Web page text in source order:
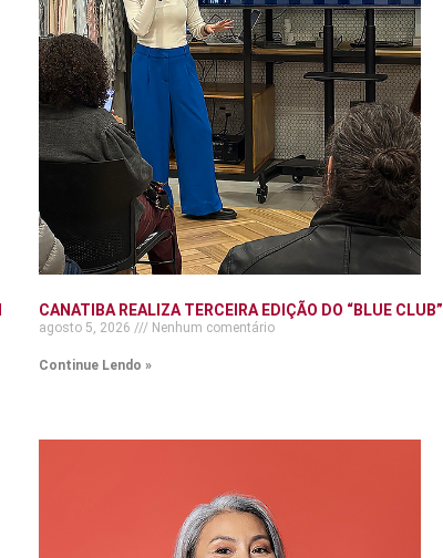
CANATIBA REALIZA TERCEIRA EDIÇÃO DO “BLUE CLUB”
agosto 5, 2026 Nenhum comentário
Continue Lendo »